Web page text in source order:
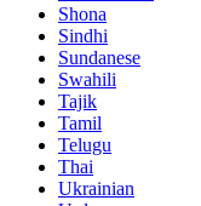
Shona
Sindhi
Sundanese
Swahili
Tajik
Tamil
Telugu
Thai
Ukrainian